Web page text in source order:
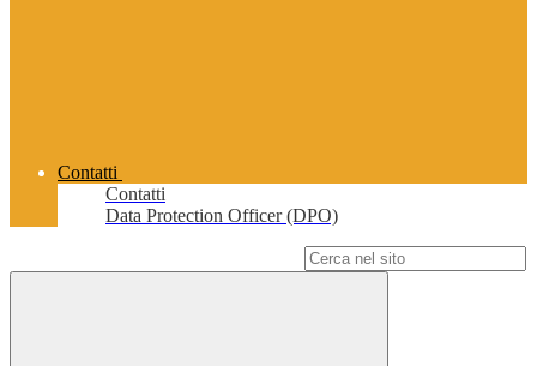
Contatti
Contatti
Data Protection Officer (DPO)